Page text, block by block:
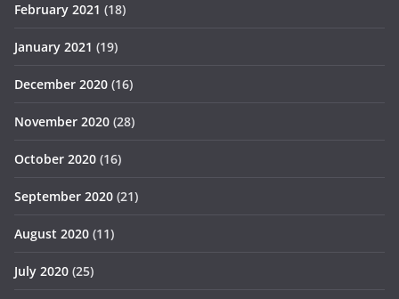
February 2021 (18)
January 2021 (19)
December 2020 (16)
November 2020 (28)
October 2020 (16)
September 2020 (21)
August 2020 (11)
July 2020 (25)